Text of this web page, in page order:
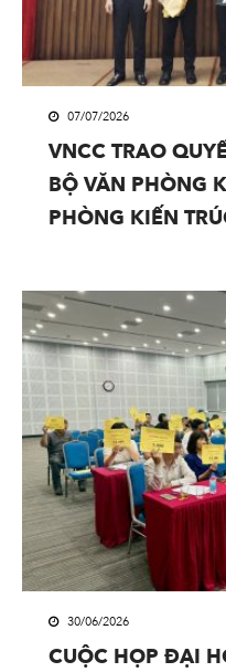
07/07/2026
VNCC TRAO
BỘ VĂN PHÒNG
PHÒNG KIẾN
30/06/2026
CUỘC HỌP ĐẠI